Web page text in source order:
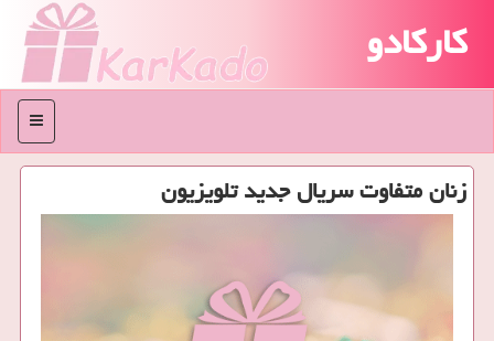
کارکادو
منو
زنان متفاوت سریال جدید تلویزیون